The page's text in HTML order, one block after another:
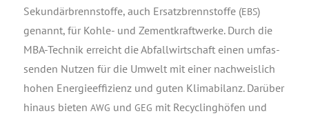
Sekun­där­brenn­stof­fe, auch Ersatz­brenn­stof­fe (EBS)
genannt, für Koh­le- und Zement­kraft­wer­ke. Durch die
MBA-Tech­nik erreicht die Abfall­wirt­schaft einen umfas­
sen­den Nut­zen für die Umwelt mit einer nach­weis­lich
hohen Ener­gie­ef­fi­zi­enz und guten Kli­ma­bi­lanz. Dar­über
hin­aus bie­tenAWG undGEG mit Recy­cling­hö­fen und